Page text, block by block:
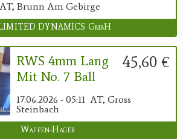
AT, Brunn Am Gebirge
DYNAMICS GmbH
45,60 €
RWS 4mm Lang
Mit No. 7 Ball
17.06.2026 - 05:11 AT, Gross
Steinbach
Waffen-Hager